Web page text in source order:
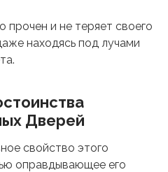
прочен и не теряет своего
находясь под лучами
Дверей
свойство этого
оправдывающее его